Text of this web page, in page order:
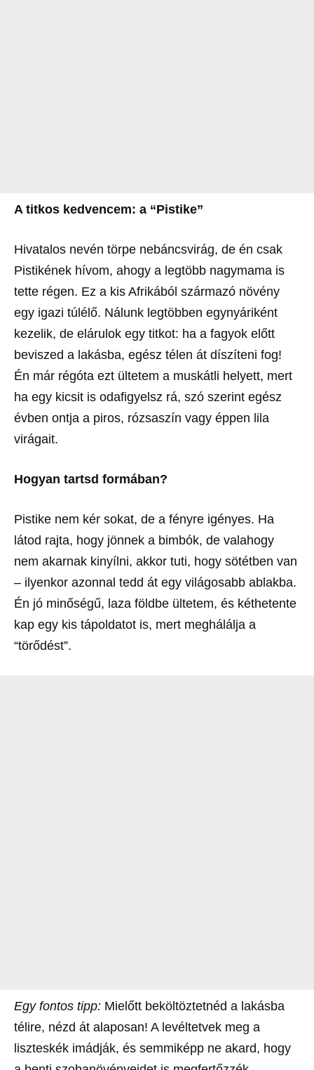
A titkos kedvencem: a “Pistike”
Hivatalos nevén törpe nebáncsvirág, de én csak
Pistikének hívom, ahogy a legtöbb nagymama is
tette régen. Ez a kis Afrikából származó növény
egy igazi túlélő. Nálunk legtöbben egynyáriként
kezelik, de elárulok egy titkot: ha a fagyok előtt
beviszed a lakásba, egész télen át díszíteni fog!
Én már régóta ezt ültetem a muskátli helyett, mert
ha egy kicsit is odafigyelsz rá, szó szerint egész
évben ontja a piros, rózsaszín vagy éppen lila
virágait.
Hogyan tartsd formában?
Pistike nem kér sokat, de a fényre igényes. Ha
látod rajta, hogy jönnek a bimbók, de valahogy
nem akarnak kinyílni, akkor tuti, hogy sötétben van
– ilyenkor azonnal tedd át egy világosabb ablakba.
Én jó minőségű, laza földbe ültetem, és kéthetente
kap egy kis tápoldatot is, mert meghálálja a
“törődést”.
Egy fontos tipp: Mielőtt beköltöztetnéd a lakásba
télire, nézd át alaposan! A levéltetvek meg a
liszteskék imádják, és semmiképp ne akard, hogy